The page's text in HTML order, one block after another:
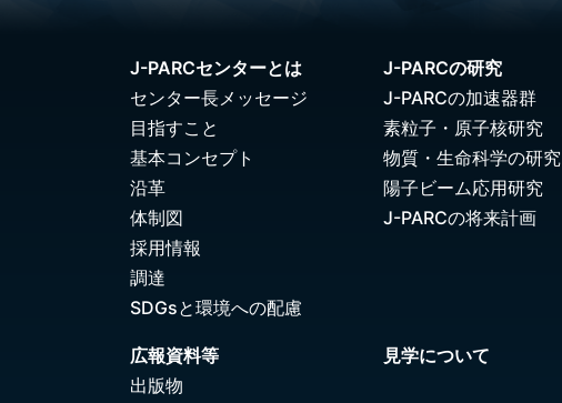
J-PARCセンターとは
センター長メッセージ
目指すこと
基本コンセプト
沿革
体制図
採用情報
調達
SDGsと環境への配慮
J-PARCの研究
J-PARCの加速器群
素粒子・原子核研究
物質・生命科学の研究
陽子ビーム応用研究
J-PARCの将来計画
広報資料等
出版物
見学について